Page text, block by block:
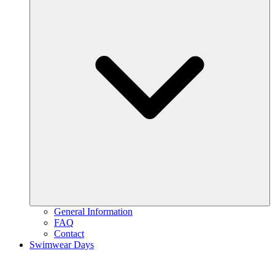
General Information
FAQ
Contact
Swimwear Days